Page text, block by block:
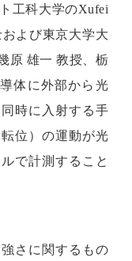
工科大学のXufei
よび東京大学大
原 雄一 教授、栃
体に外部から光
時に入射する手
位）の運動が光
で計測すること
さに関するもの